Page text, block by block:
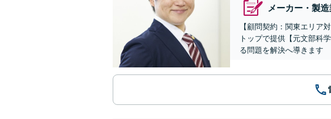
メーカー・製
【顧問契約：関東エリア
トップで提供【元文部科
る問題を解決へ導きます